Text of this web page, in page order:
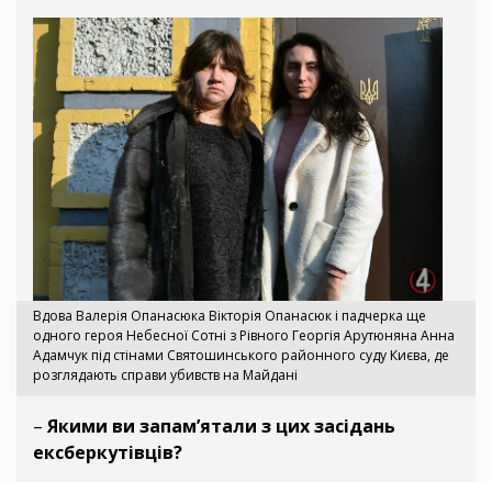
Вдова Валерія Опанасюка Вікторія Опанасюк і падчерка ще
одного героя Небесної Сотні з Рівного Георгія Арутюняна Анна
Адамчук під стінами Святошинського районного суду Києва, де
розглядають справи убивств на Майдані
– Якими ви запам’ятали з цих засідань
ексберкутівців?